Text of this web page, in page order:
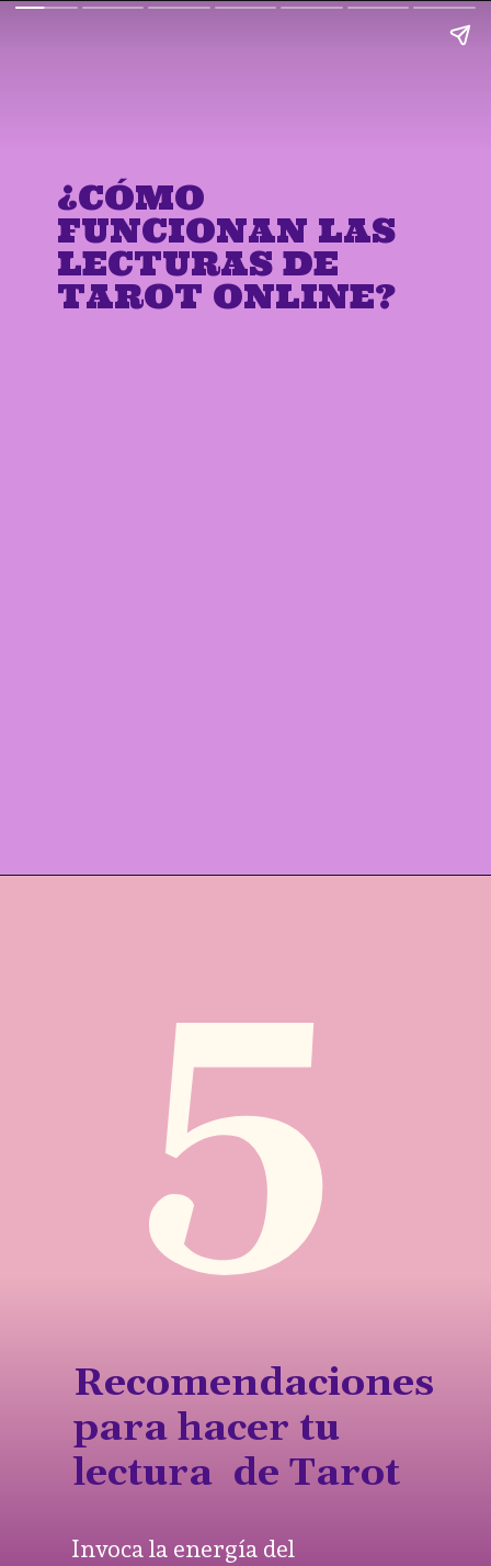
¿CÓMO
FUNCIONAN LAS
LECTURAS DE
TAROT ONLINE?
5
Invoca la energía del
Recomendaciones
para hacer tu
lectura de Tarot